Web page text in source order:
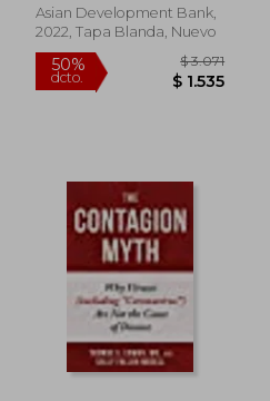
Asian Development Bank,
2022, Tapa Blanda, Nuevo